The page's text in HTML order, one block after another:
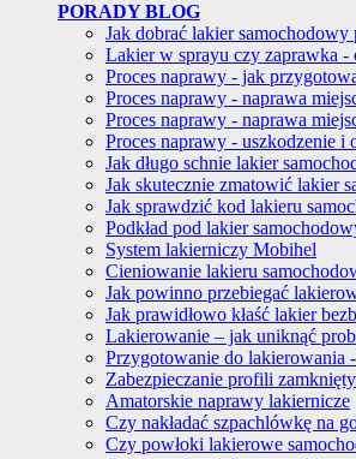
PORADY BLOG
Jak dobrać lakier
Lakier w sprayu czy zaprawka
Proces naprawy - jak
Proces naprawy - naprawa
Proces naprawy - naprawa
Proces naprawy - uszkodzenie i
Jak długo schnie lakier
Jak skutecznie zmatowić lakier
Jak sprawdzić kod lakieru
Podkład pod lakier
System lakierniczy Mobihel
Cieniowanie lakieru
Jak powinno przebiegać
Jak prawidłowo kłaść lakier
Lakierowanie – jak uniknąć
Przygotowanie do lakierowania
Zabezpieczanie profili
Amatorskie naprawy lakiernicze
Czy nakładać szpachlówkę na
Czy powłoki lakierowe